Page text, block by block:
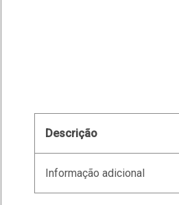
Descrição
Informação adicional